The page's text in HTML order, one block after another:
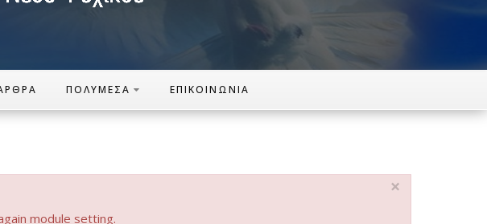
ΠΟΛΥΜΈΣΑ ΕΠΙΚΟΙΝΩΝΊΑ
×
module setting.